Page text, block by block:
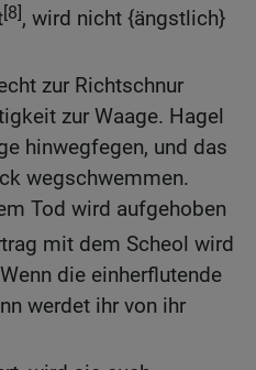
[8], wird nicht {ängstlich}
zur Richtschnur
zur Waage. Hagel
hinwegfegen, und das
wegschwemmen.
Tod wird aufgehoben
mit dem Scheol wird
die einherflutende
werdet ihr von ihr